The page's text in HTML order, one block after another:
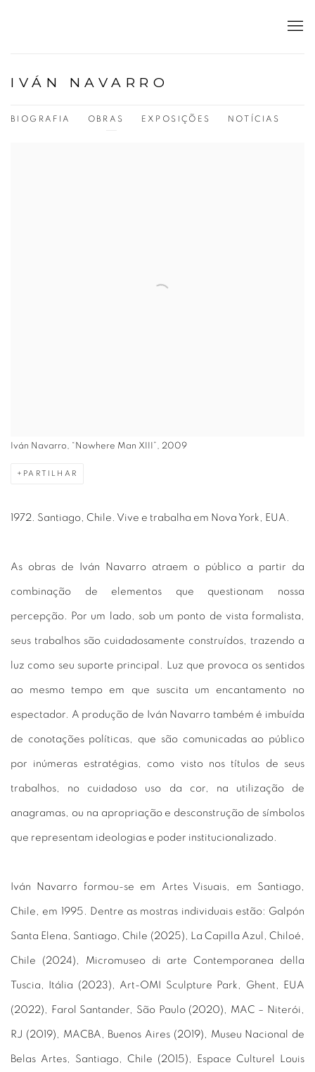
IVÁN NAVARRO
BIOGRAFIA OBRAS EXPOSIÇÕES NOTÍCIAS
Iván Navarro, “Nowhere Man XIII”, 2009
PARTILHAR
1972. Santiago, Chile. Vive e trabalha em Nova York, EUA.
As obras de Iván Navarro atraem o público a partir da
combinação de elementos que questionam nossa
percepção. Por um lado, sob um ponto de vista formalista,
seus trabalhos são cuidadosamente construídos, trazendo a
luz como seu suporte principal. Luz que provoca os sentidos
ao mesmo tempo em que suscita um encantamento no
espectador. A produção de Iván Navarro também é imbuída
de conotações políticas, que são comunicadas ao público
por inúmeras estratégias, como visto nos títulos de seus
trabalhos, no cuidadoso uso da cor, na utilização de
anagramas, ou na apropriação e desconstrução de símbolos
que representam ideologias e poder institucionalizado.
Iván Navarro formou-se em Artes Visuais, em Santiago,
Chile, em 1995. Dentre as mostras individuais estão: Galpón
Santa Elena, Santiago, Chile (2025), La Capilla Azul, Chiloé,
Chile (2024), Micromuseo di arte Contemporanea della
Tuscia, Itália (2023), Art-OMI Sculpture Park, Ghent, EUA
(2022), Farol Santander, São Paulo (2020), MAC – Niterói,
RJ (2019), MACBA, Buenos Aires (2019), Museu Nacional de
Belas Artes, Santiago, Chile (2015), Espace Culturel Louis